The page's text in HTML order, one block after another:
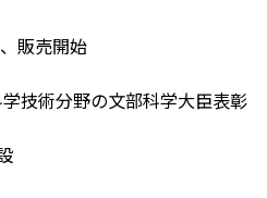
販売開始
技術分野の文部科学大臣表彰